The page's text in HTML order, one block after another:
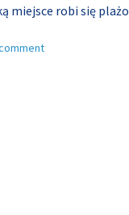
miejsce robi się